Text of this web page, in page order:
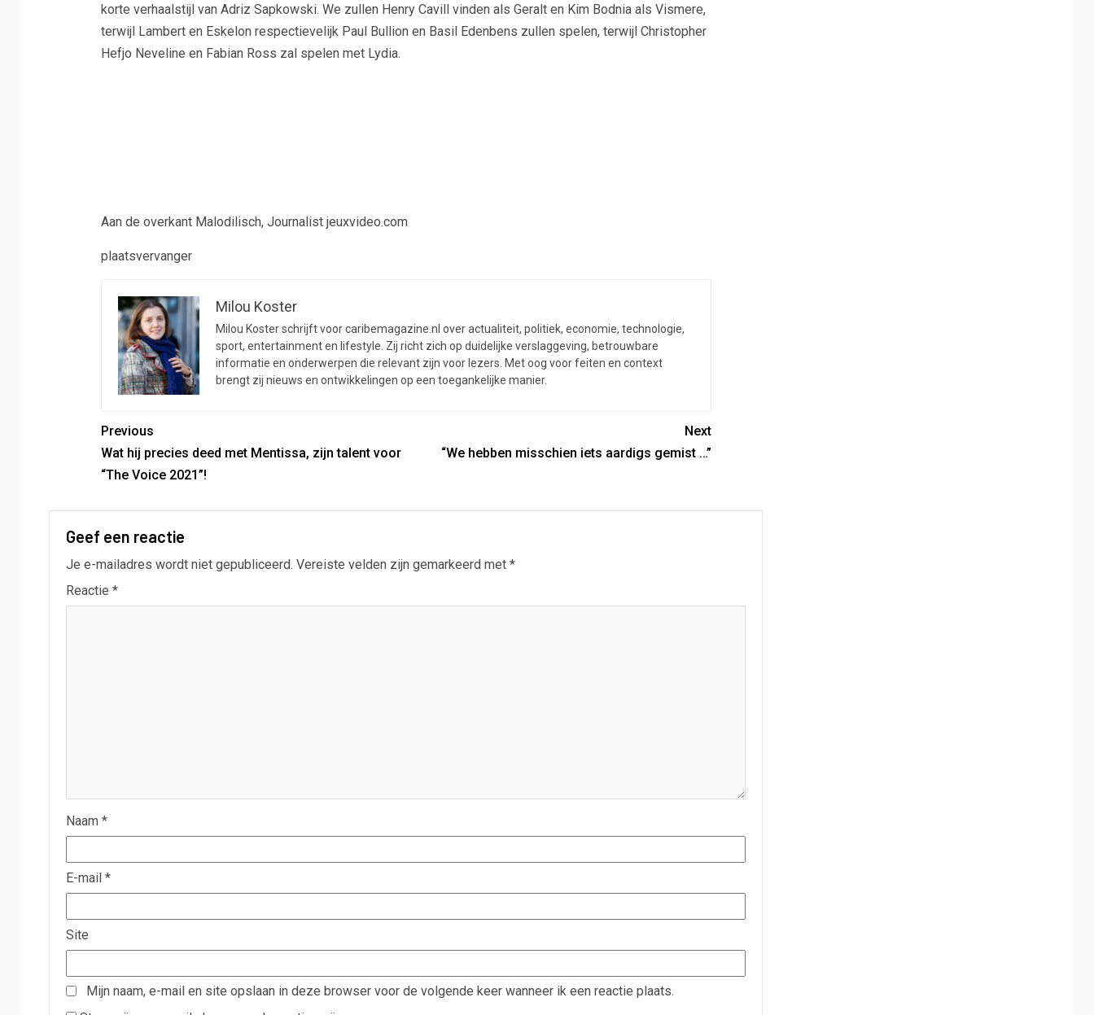
korte verhaalstijl van Adriz Sapkowski. We zullen Henry Cavill vinden als Geralt en Kim Bodnia als Vismere,
terwijl Lambert en Eskelon respectievelijk Paul Bullion en Basil Edenbens zullen spelen, terwijl Christopher
Hefjo Neveline en Fabian Ross zal spelen met Lydia.
Milou Koster schrijft voor caribemagazine.nl over actualiteit, politiek, economie, technologie,
Previous
Wat hij precies deed met Mentissa, zijn talent voor
“The Voice 2021”!
“We hebben misschien iets aardigs gemist …”
Geef een reactie
Je e-mailadres wordt niet gepubliceerd.
Site
Mijn naam, e-mail en site opslaan in deze browser voor de volgende keer wanneer ik een reactie plaats.
Stuur mij een e-mail als er vervolgreacties zijn.
Stuur mij een e-mail als er nieuwe berichten zijn.